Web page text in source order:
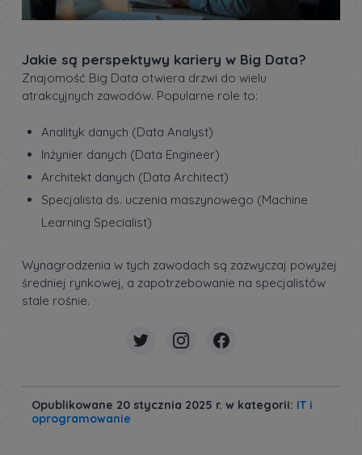
Jakie są perspektywy kariery w Big Data?
Znajomość Big Data otwiera drzwi do wielu
atrakcyjnych zawodów. Popularne role to:
Analityk danych (Data Analyst)
Inżynier danych (Data Engineer)
Architekt danych (Data Architect)
Specjalista ds. uczenia maszynowego (Machine
Learning Specialist)
Wynagrodzenia w tych zawodach są zazwyczaj powyżej
średniej rynkowej, a zapotrzebowanie na specjalistów
stale rośnie.
Opublikowane 20 stycznia 2025 r. w kategorii: IT i
oprogramowanie